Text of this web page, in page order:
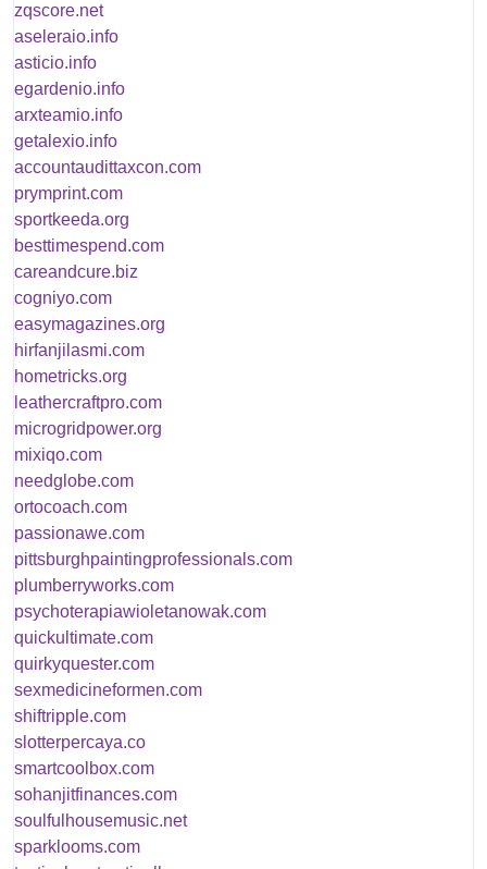
zqscore.net
aseleraio.info
asticio.info
egardenio.info
arxteamio.info
getalexio.info
accountaudittaxcon.com
prymprint.com
sportkeeda.org
besttimespend.com
careandcure.biz
cogniyo.com
easymagazines.org
hirfanjilasmi.com
hometricks.org
leathercraftpro.com
microgridpower.org
mixiqo.com
needglobe.com
ortocoach.com
passionawe.com
pittsburghpaintingprofessionals.com
plumberryworks.com
psychoterapiawioletanowak.com
quickultimate.com
quirkyquester.com
sexmedicineformen.com
shiftripple.com
slotterpercaya.co
smartcoolbox.com
sohanjitfinances.com
soulfulhousemusic.net
sparklooms.com